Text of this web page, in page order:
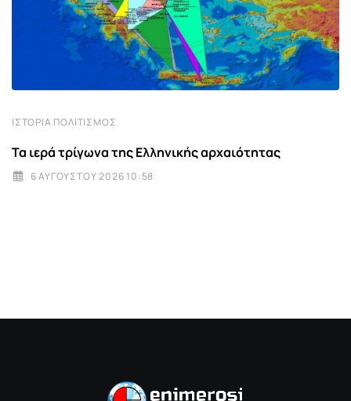
ΙΣΤΟΡΊΑ ΠΟΛΙΤΙΣΜΌΣ
Τα ιερά τρίγωνα της Ελληνικής αρχαιότητας
6 ΑΥΓΟΎΣΤΟΥ 2026 10:58